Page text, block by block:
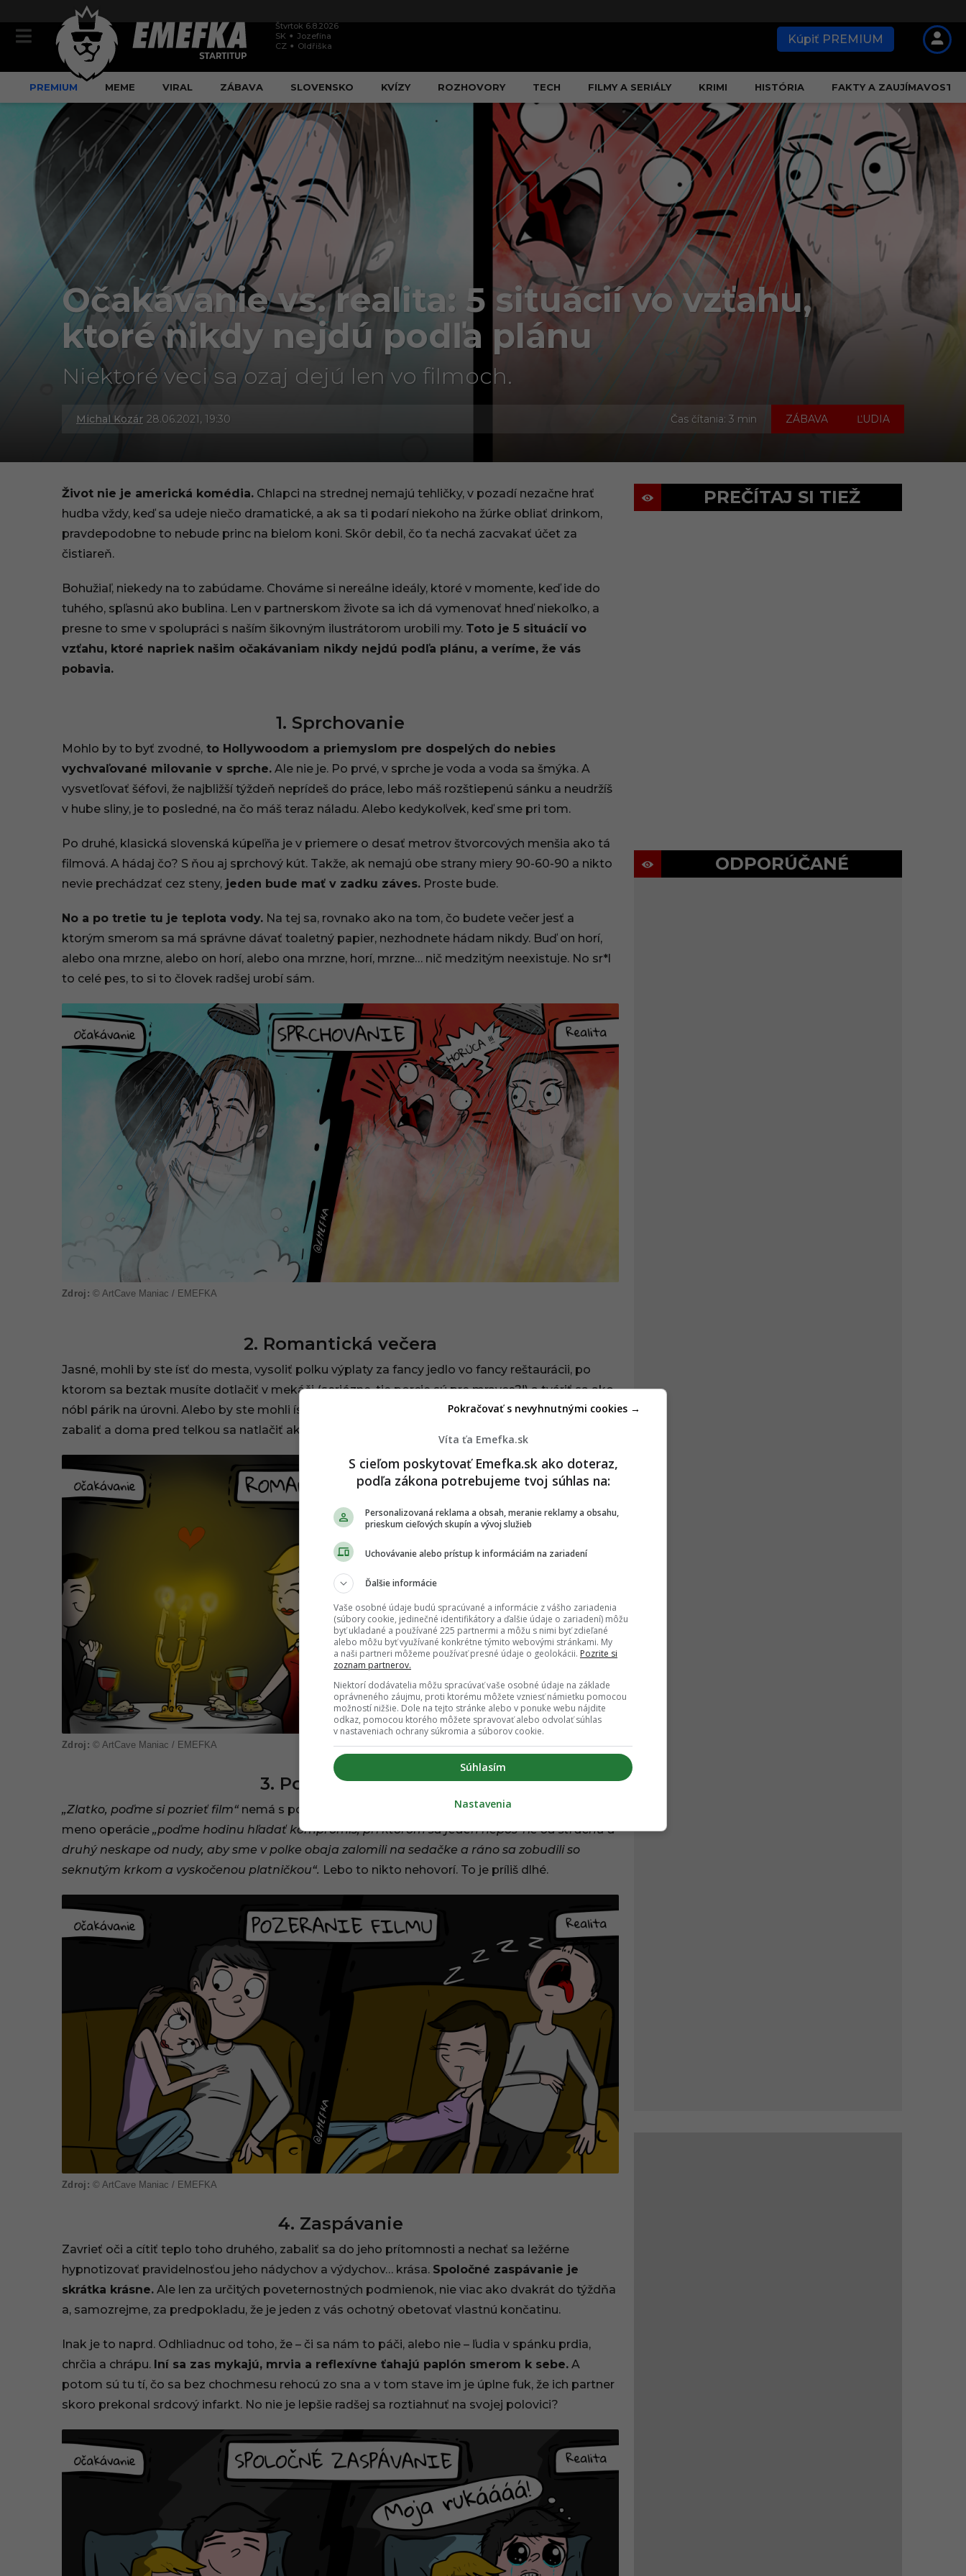
Štvrtok 6.8.2026
SK
Jozefína
CZ
Oldřiška Kúpiť PREMIUM
PREMIUM MEME VIRAL ZÁBAVA SLOVENSKO KVÍZY ROZHOVORY TECH FILMY A SERIÁLY KRIMI HISTÓRIA FAKTY A ZAUJÍMAVOSTI
Očakávanie vs. realita: 5 situácií vo vzťahu,
ktoré nikdy nejdú podľa plánu
Niektoré veci sa ozaj dejú len vo filmoch.
Michal Kozár 28.06.2021, 19:30
3
9
2
2
:
0
Čas čítania: 3 min ZÁBAVA ĽUDIA
Život nie je americká komédia. Chlapci na strednej nemajú tehličky, v pozadí nezačne hrať
hudba vždy, keď sa udeje niečo dramatické, a ak sa ti podarí niekoho na žúrke obliať drinkom,
pravdepodobne to nebude princ na bielom koni. Skôr debil, čo ťa nechá zacvakať účet za
čistiareň.
Bohužiaľ, niekedy na to zabúdame. Chováme si nereálne ideály, ktoré v momente, keď ide do
tuhého, spľasnú ako bublina. Len v partnerskom živote sa ich dá vymenovať hneď niekoľko, a
presne to sme v spolupráci s naším šikovným ilustrátorom urobili my. Toto je 5 situácií vo
vzťahu, ktoré napriek našim očakávaniam nikdy nejdú podľa plánu, a veríme, že vás
pobavia.
1. Sprchovanie
Mohlo by to byť zvodné, to Hollywoodom a priemyslom pre dospelých do nebies
vychvaľované milovanie v sprche. Ale nie je. Po prvé, v sprche je voda a voda sa šmýka. A
vysvetľovať šéfovi, že najbližší týždeň neprídeš do práce, lebo máš rozštiepenú sánku a neudržíš
v hube sliny, je to posledné, na čo máš teraz náladu. Alebo kedykoľvek, keď sme pri tom.
Po druhé, klasická slovenská kúpeľňa je v priemere o desať metrov štvorcových menšia ako tá
filmová. A hádaj čo? S ňou aj sprchový kút. Takže, ak nemajú obe strany miery 90-60-90 a nikto
nevie prechádzať cez steny, jeden bude mať v zadku záves. Proste bude.
No a po tretie tu je teplota vody. Na tej sa, rovnako ako na tom, čo budete večer jesť a
ktorým smerom sa má správne dávať toaletný papier, nezhodnete hádam nikdy. Buď on horí,
alebo ona mrzne, alebo on horí, alebo ona mrzne, horí, mrzne… nič medzitým neexistuje. No sr*l
to celé pes, to si to človek radšej urobí sám.
© ArtCave Maniac / EMEFKA
2. Romantická večera
Jasné, mohli by ste ísť do mesta, vysoliť polku výplaty za fancy jedlo vo fancy reštaurácii, po
ktorom sa beztak musíte dotlačiť v mekáči (seriózne, tie porcie sú pre mravce?!) a tváriť sa ako
nóbl párik na úrovni. Alebo by ste mohli ísť do toho mekáča rovno. Ušetriť pár eur, nechať si to
zabaliť a doma pred telkou sa natlačiť ako také prasce. No čo znie lepšie?
© ArtCave Maniac / EMEFKA
3. Pozeranie filmu
„Zlatko, poďme si pozrieť film“ nemá s pozeraním filmu vlastne nič spoločné. Je to len krycie
meno operácie „poďme hodinu hľadať kompromis, pri ktorom sa jeden nepos*rie od strachu a
druhý neskape od nudy, aby sme v polke obaja zalomili na sedačke a ráno sa zobudili so
seknutým krkom a vyskočenou platničkou“. Lebo to nikto nehovorí. To je príliš dlhé.
© ArtCave Maniac / EMEFKA
4. Zaspávanie
Zavrieť oči a cítiť teplo toho druhého, zabaliť sa do jeho prítomnosti a nechať sa ležérne
hypnotizovať pravidelnosťou jeho nádychov a výdychov… krása. Spoločné zaspávanie je
skrátka krásne. Ale len za určitých poveternostných podmienok, nie viac ako dvakrát do týždňa
a, samozrejme, za predpokladu, že je jeden z vás ochotný obetovať vlastnú končatinu.
Inak je to naprd. Odhliadnuc od toho, že – či sa nám to páči, alebo nie – ľudia v spánku prdia,
chrčia a chrápu. Iní sa zas mykajú, mrvia a reflexívne ťahajú paplón smerom k sebe. A
potom sú tu tí, čo sa bez chochmesu rehocú zo sna a v tom stave im je úplne fuk, že ich partner
skoro prekonal srdcový infarkt. No nie je lepšie radšej sa roztiahnuť na svojej polovici?
PREČÍTAJ SI TIEŽ
ODPORÚČANÉ
Víta ťa Emefka.sk
S cieľom poskytovať Emefka.sk ako doteraz,
podľa zákona potrebujeme tvoj súhlas na:
Personalizovaná reklama a obsah, meranie reklamy a obsahu,
prieskum cieľových skupín a vývoj služieb
Uchovávanie alebo prístup k informáciám na zariadení
Ďalšie informácie
Vaše osobné údaje budú spracúvané a informácie z vášho zariadenia
(súbory cookie, jedinečné identifikátory a ďalšie údaje o zariadení) môžu
byť ukladané a používané 225 partnermi a môžu s nimi byť zdieľané
alebo môžu byť využívané konkrétne týmito webovými stránkami. My
a naši partneri môžeme používať presné údaje o geolokácii. Pozrite si
zoznam partnerov.
Niektorí dodávatelia môžu spracúvať vaše osobné údaje na základe
oprávneného záujmu, proti ktorému môžete vzniesť námietku pomocou
možností nižšie. Dole na tejto stránke alebo v ponuke webu nájdite
odkaz, pomocou ktorého môžete spravovať alebo odvolať súhlas
v nastaveniach ochrany súkromia a súborov cookie.
Súhlasím
Pokračovať s nevyhnutnými cookies →
Nastavenia